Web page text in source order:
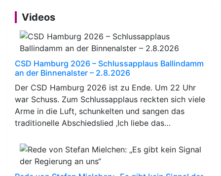
Videos
CSD Hamburg 2026 – Schlussapplaus Ballindamm
an der Binnenalster – 2.8.2026
Der CSD Hamburg 2026 ist zu Ende. Um 22 Uhr
war Schuss. Zum Schlussapplaus reckten sich viele
Arme in die Luft, schunkelten und sangen das
traditionelle Abschiedslied ‚Ich liebe das…